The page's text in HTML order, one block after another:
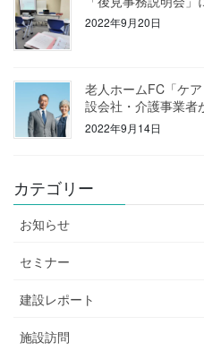
2022年9月20日
老人ホームFC「ケ
設会社・介護事業者
2022年9月14日
カテゴリー
お知らせ
セミナー
建設レポート
施設訪問